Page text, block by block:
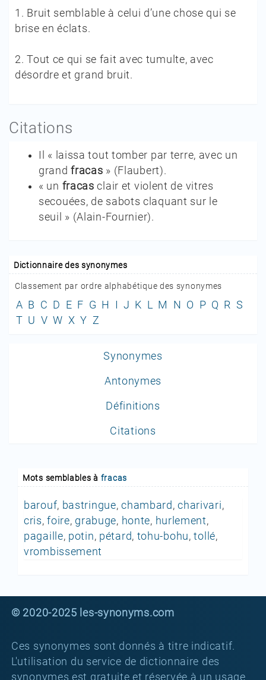
1. Bruit semblable à celui d’une chose qui se
brise en éclats.
2.Tout ce qui se fait avec tumulte, avec
désordre et grand bruit.
Citations
Il « laissa tout tomber par terre, avec un
grandfracas » (Flaubert).
« un fracas clair et violent de vitres
secouées, de sabots claquant sur le
seuil » (Alain-Fournier).
Dictionnaire des synonymes
Classement par ordre alphabétique des synonymes
A B C D E F G H I J K L M N O P Q R S
T U V W X Y Z
Synonymes
Antonymes
Définitions
Citations
Mots semblables à fracas
barouf, bastringue,chambard ,charivari,
cris,foire, grabuge, honte, hurlement,
pagaille, potin, pétard, tohu-bohu,tollé,
vrombissement
© 2020-2025 les-synonyms.com
Ces synonymes sont donnés à titre indicatif.
L'utilisation du service de dictionnaire des
synonymes est gratuite et réservée à un usage